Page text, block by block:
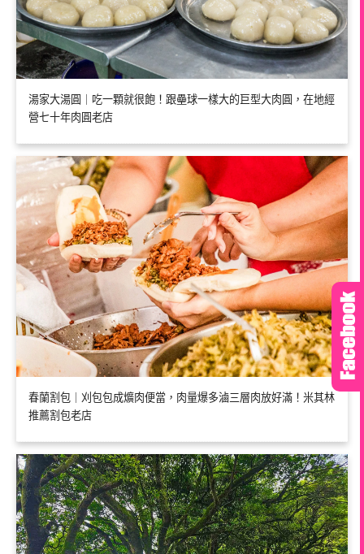
湯家大湯圓｜吃一顆就很飽！跟壘球一樣大的巨型大肉圓，在地經
營七十年肉圓老店
春蘭割包｜刈包包成爌肉便當，肉量爆多滷三層肉放好滿！米其林
推薦割包老店